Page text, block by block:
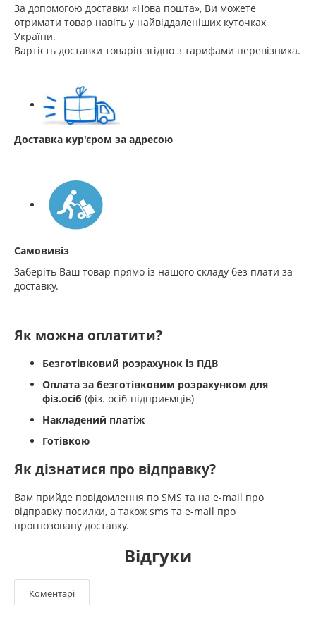
За допомогою доставки «Нова пошта», Ви можете
отримати товар навіть у найвіддаленіших куточках
України.
Вартість доставки товарів згідно з тарифами перевізника.
Доставка кур'єром за адресою
Самовивіз
Заберіть Ваш товар прямо із нашого складу без плати за
доставку.
Як можна оплатити?
Безготівковий розрахунок із ПДВ
Оплата за безготівковим розрахунком для
фіз.осіб (фіз. осіб-підприємців)
Накладений платіж
Готівкою
Як дізнатися про відправку?
Вам прийде повідомлення по SMS та на e-mail про
відправку посилки, а також sms та e-mail про
прогнозовану доставку.
Відгуки
Коментарі